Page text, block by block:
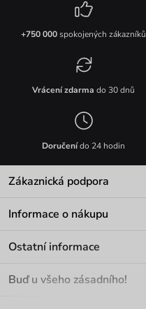
+750 000spokojených zákazníků
Vrácení zdarma do 30 dnů
Doručenído 24 hodin
Zákaznická podpora
Informace o nákupu
Materiály a údržba
Ostatní informace
Buď u všeho zásadního!